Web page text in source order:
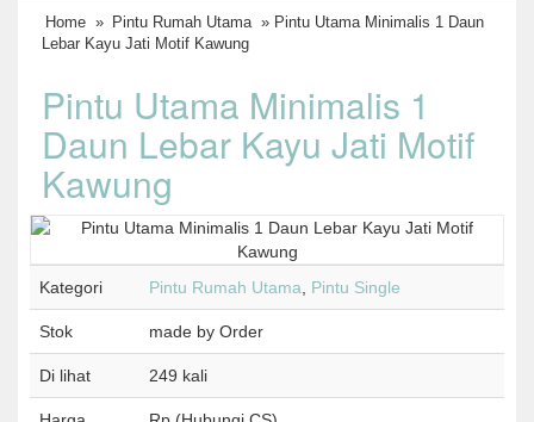
Home » Pintu Rumah Utama » Pintu Utama Minimalis 1 Daun
Lebar Kayu Jati Motif Kawung
Pintu Utama Minimalis 1
Daun Lebar Kayu Jati Motif
Kawung
Kategori Pintu Rumah Utama Pintu Single
Stok made by Order
Di lihat 249 kali